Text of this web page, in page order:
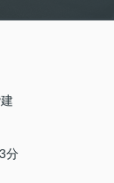
分